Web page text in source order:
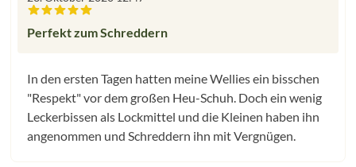
Perfekt zum Schreddern
In den ersten Tagen hatten meine Wellies ein bisschen
"Respekt" vor dem großen Heu-Schuh. Doch ein wenig
Leckerbissen als Lockmittel und die Kleinen haben ihn
angenommen und Schreddern ihn mit Vergnügen.